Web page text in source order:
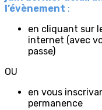
l’évènement :
en cliquant sur
internet (avec
passe)
OU
en vous
permanence